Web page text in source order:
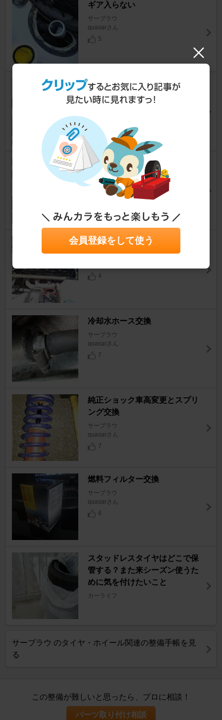
ギア入らない
サーブラウ
quasarさん
5
ロービーム点灯不良
サーブラウ
オーディオデッキ交換
サーブラウ
quasarさん
クーラント漏れの原因
サーブラウ
4
冷却水ホース交換
サーブラウ
quasarさん
7
純正ショック車高変更とスプリ
ング交換
サーブラウ
quasarさん
7
燃料フィルター交換
サーブラウ
quasarさん
6
スタッドレスタイヤはどこで保
管する？また来シーズン使うた
めに気を付けたいこと
カーライフ
サーブラウ のタイヤ・ホイール関連の整備手帳を見
る
この整備が難しいと思ったら、プロに相談！
パーツ取り付け相談
会員登録をして使う